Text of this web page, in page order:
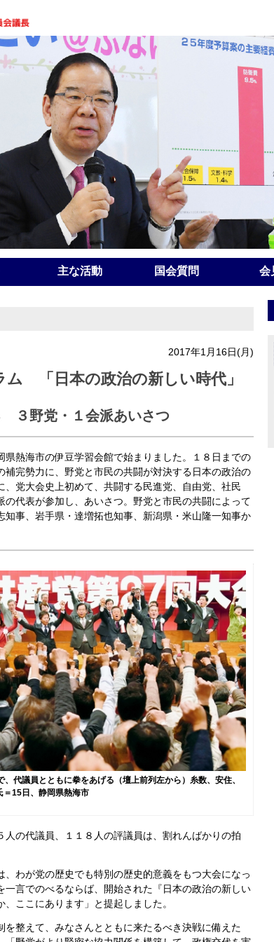
主な活動 国会質問 会
2017年1月16日(月)
ム 「日本の政治の新しい時代」
３野党・１会派あいさつ
熱海市の伊豆学習会館で始まりました。１８日までの
補完勢力に、野党と市民の共闘が対決する日本の政治の
党大会史上初めて、共闘する民進党、自由党、社民
代表が参加し、あいさつ。野党と市民の共闘によって
事、岩手県・達増拓也知事、新潟県・米山隆一知事か
、代議員とともに拳をあげる（壇上前列左から）糸数、安住、
＝15日、静岡県熱海市
の代議員、１１８人の評議員は、割れんばかりの拍
わが党の歴史でも特別の歴史的意義をもつ大会になっ
言でのべるならば、開始された『日本の政治の新しい
ここにあります」と提起しました。
整えて、みなさんとともに来たるべき決戦に備えた